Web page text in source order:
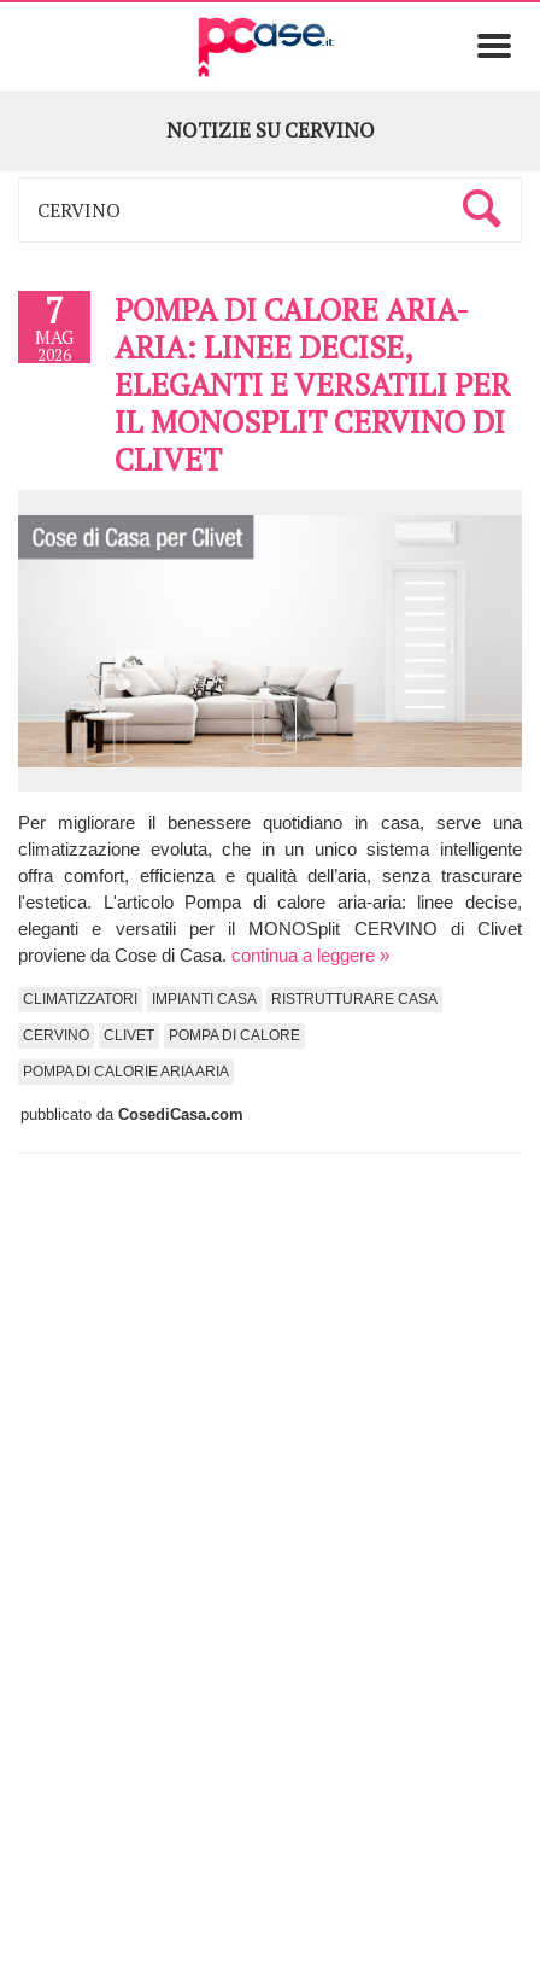
NOTIZIE SUCERVINO
7
MAG
2026
POMPA DI CALORE ARIA-
ARIA: LINEE DECISE,
ELEGANTI E VERSATILI PER
IL MONOSPLIT CERVINO DI
CLIVET
Per migliorare il benessere quotidiano in casa, serve una
climatizzazione evoluta, che in un unico sistema intelligente
offra comfort, efficienza e qualità dell’aria, senza trascurare
l'estetica. L'articolo Pompa di calore aria-aria: linee decise,
eleganti e versatili per il MONOSplit CERVINO di Clivet
proviene da Cose di Casa. continua a leggere »
CLIMATIZZATORI IMPIANTI CASA RISTRUTTURARE CASA
CERVINO CLIVET POMPA DI CALORE
POMPA DI CALORIE ARIA ARIA
pubblicato da CosediCasa.com